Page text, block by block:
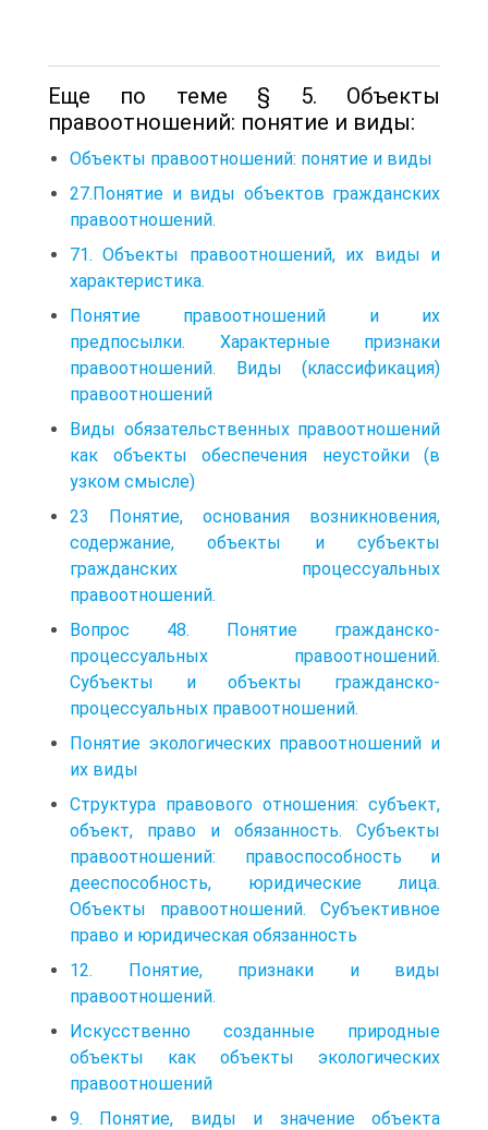
Еще по теме § 5. Объекты
правоотношений: понятие и виды:
Объекты правоотношений: понятие и виды
27.Понятие и виды объектов гражданских
правоотношений.
71. Объекты правоотношений, их виды и
характеристика.
Понятие правоотношений и их
предпосылки. Характер­ные признаки
правоотношений. Виды (классификация)
правоотно­шений
Виды обязательственных правоотношений
как объекты обеспечения неустойки (в
узком смысле)
23 Понятие, основания возникновения,
содержание, объекты и субъекты
гражданских процессуальных
правоотношений.
Вопрос 48. Понятие гражданско-
процессуальных правоотношений.
Субъекты и объекты гражданско-
процессуальных правоотношений.
Понятие экологических правоотношений и
их виды
Структура правового отношения: субъект,
объект, пра­во и обязанность. Субъекты
правоотношений: правоспособность и
дееспособность, юридические лица.
Объекты правоотношений. Субъективное
право и юридическая обязанность
12. Понятие, признаки и виды
правоотношений.
Искусственно созданные природные
объекты как объекты экологических
правоотношений
9. Понятие, виды и значение объекта